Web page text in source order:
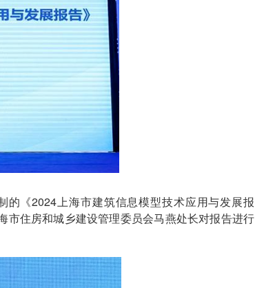
《2024上海市建筑信息模型技术应用与发展报
住房和城乡建设管理委员会马燕处长对报告进行